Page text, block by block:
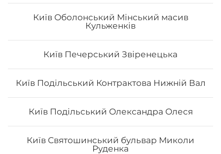
Київ Оболонський Мінський масив
Кульженків
Київ Печерський Звіренецька
Київ Подільський Контрактова Нижній Вал
Київ Подільський Олександра Олеся
Київ Святошинський бульвар Миколи
Руденка
Сет "Від Шефа 50/50"
та манго 1/2, філадельфія гриль з манго 1/2, чіз рол 1/2
454 ₴ Хочу